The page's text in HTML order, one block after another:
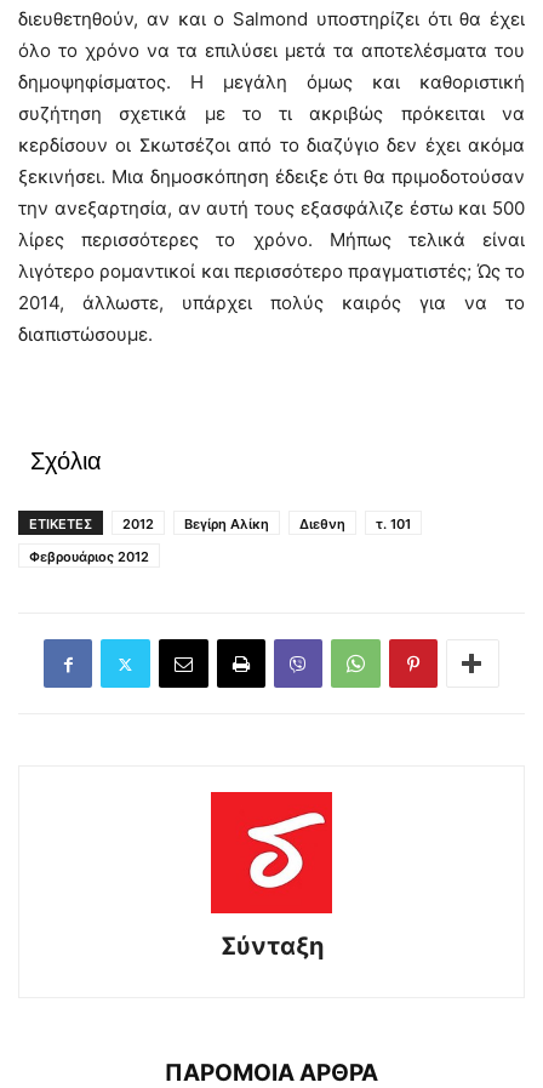
διευθετηθούν, αν και ο Salmond υποστηρίζει ότι θα έχει
όλο το χρόνο να τα επιλύσει μετά τα αποτελέσματα του
δημοψηφίσματος. Η μεγάλη όμως και καθοριστική
συζήτηση σχετικά με το τι ακριβώς πρόκειται να
κερδίσουν οι Σκωτσέζοι από το διαζύγιο δεν έχει ακόμα
ξεκινήσει. Μια δημοσκόπηση έδειξε ότι θα πριμοδοτούσαν
την ανεξαρτησία, αν αυτή τους εξασφάλιζε έστω και 500
λίρες περισσότερες το χρόνο. Μήπως τελικά είναι
λιγότερο ρομαντικοί και περισσότερο πραγματιστές; Ώς το
2014, άλλωστε, υπάρχει πολύς καιρός για να το
διαπιστώσουμε.
Σχόλια
ΕΤΙΚΕΤΕΣ 2012 Βεγίρη Αλίκη Διεθνη
τ. 101
Φεβρουάριος 2012
Σύνταξη
ΠΑΡΟΜΟΙΑ ΑΡΘΡΑ